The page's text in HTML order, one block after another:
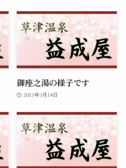
御座之湯の様子です
2013年3月14日